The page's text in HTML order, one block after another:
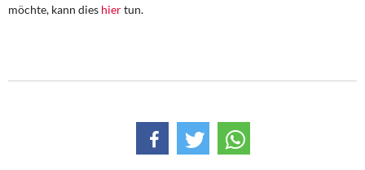
möchte, kann dies hiertun.